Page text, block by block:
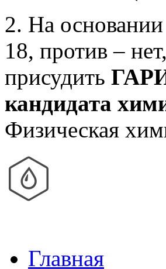
2. На основании
18, против –
присудить
кандидата
Физическая
Главная